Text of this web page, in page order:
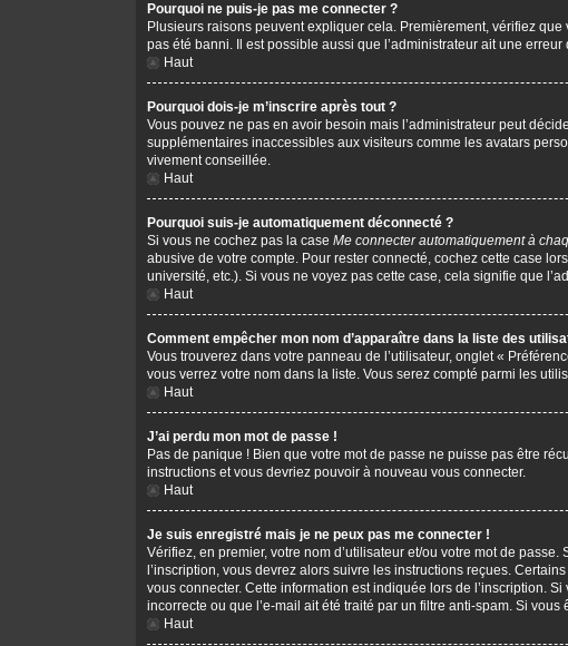
Pourquoi ne puis-je pas me connecter ?
Plusieurs raisons peuvent expliquer cela. Premièrement, vérifiez que
pas été banni. Il est possible aussi que l’administrateur ait une
Haut
Pourquoi dois-je m’inscrire après tout ?
Vous pouvez ne pas en avoir besoin mais l’administrateur peut
supplémentaires inaccessibles aux visiteurs comme les avatars
vivement conseillée.
Haut
Pourquoi suis-je automatiquement déconnecté ?
Si vous ne cochez pas la case Me connecter automatiquement à
abusive de votre compte. Pour rester connecté, cochez cette case
université, etc.). Si vous ne voyez pas cette case, cela signifie que
Haut
Comment empêcher mon nom d’apparaître dans la liste des
Vous trouverez dans votre panneau de l’utilisateur, onglet «
vous verrez votre nom dans la liste. Vous serez compté parmi les
Haut
J’ai perdu mon mot de passe !
Pas de panique ! Bien que votre mot de passe ne puisse pas être
instructions et vous devriez pouvoir à nouveau vous connecter.
Haut
Je suis enregistré mais je ne peux pas me connecter !
Vérifiez, en premier, votre nom d’utilisateur et/ou votre mot de
l’inscription, vous devrez alors suivre les instructions reçues.
vous connecter. Cette information est indiquée lors de l’inscription.
incorrecte ou que l’e-mail ait été traité par un filtre anti-spam. Si
Haut